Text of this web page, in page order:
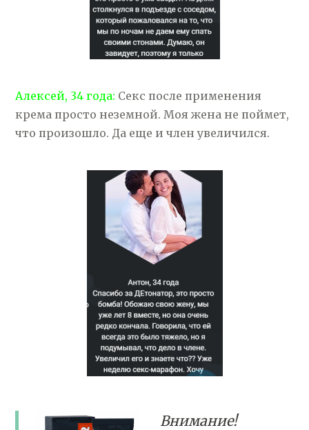
Алексей, 34 года: Секс после применения
крема просто неземной. Моя жена не поймет,
что произошло. Да еще и член увеличился.
Внимание!